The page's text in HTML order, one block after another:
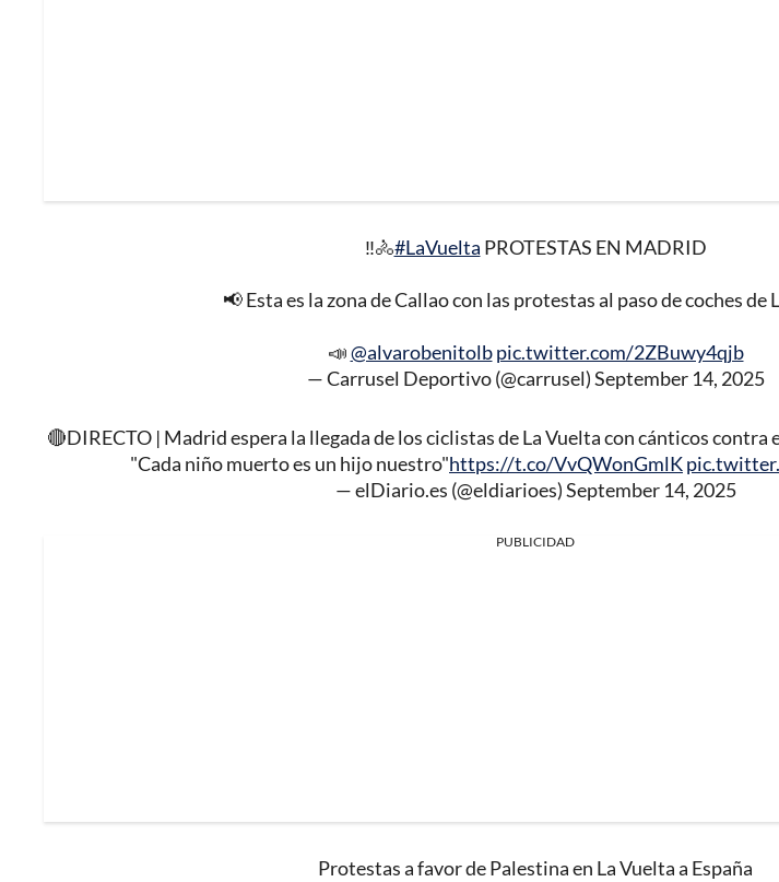
‼️🚴#LaVuelta PROTESTAS EN MADRID
📢 Esta es la zona de Callao con las protestas al paso de coches de
📣@alvarobenitolb pic.twitter.com/2ZBuwy4qjb
— Carrusel Deportivo (@carrusel)September 14, 2025
🔴DIRECTO | Madrid espera la llegada de los ciclistas de La Vuelta con cánticos contra
"Cada niño muerto es un hijo nuestro"https://t.co/VvQWonGmlK
— elDiario.es (@eldiarioes)September 14, 2025
PUBLICIDAD
Protestas a favor de Palestina en La Vuelta a España